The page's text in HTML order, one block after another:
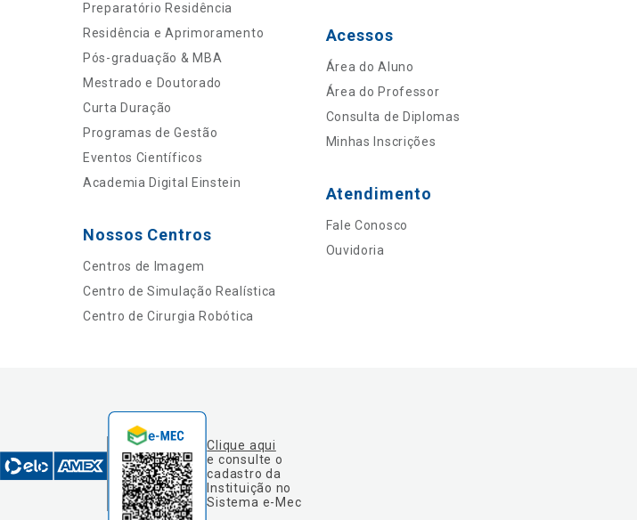
Preparatório Residência
Residência e Aprimoramento
Pós-graduação & MBA
Mestrado e Doutorado
Curta Duração
Programas de Gestão
Eventos Científicos
Academia Digital Einstein
Nossos Centros
Centros de Imagem
Centro de Simulação Realística
Centro de Cirurgia Robótica
Acessos
Área do Aluno
Área do Professor
Consulta de Diplomas
Minhas Inscrições
Atendimento
Fale Conosco
Ouvidoria
Clique aqui
e consulte o
cadastro da
Instituição no
Sistema e-Mec